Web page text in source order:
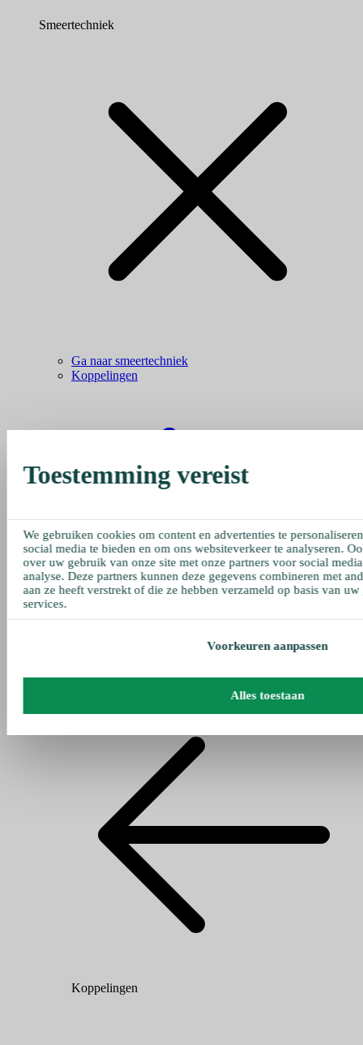
Smeertechniek
Ga naar smeertechniek
Koppelingen
Koppelingen
Toestemming vereist
We gebruiken cookies om content en advertenties te
social media te bieden en om ons websiteverkeer te analyseren.
over uw gebruik van onze site met onze partners voor social
analyse. Deze partners kunnen deze gegevens combineren met
aan ze heeft verstrekt of die ze hebben verzameld op basis van
services.
Voorkeuren aanpassen
Alles toestaan